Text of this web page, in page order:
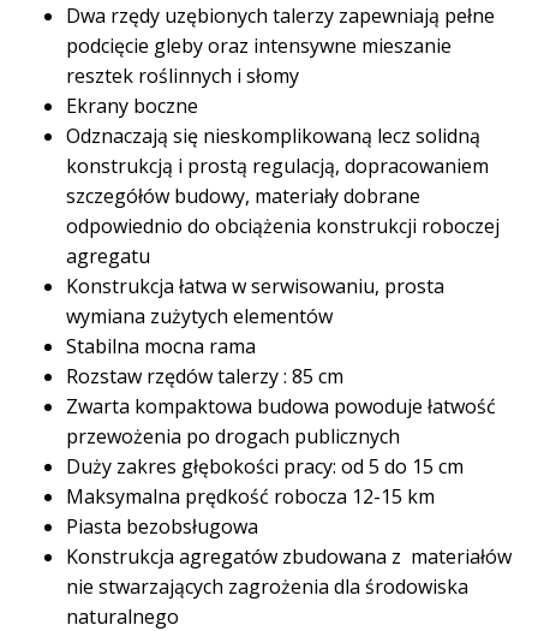
Dwa rzędy uzębionych talerzy zapewniają pełne
podcięcie gleby oraz intensywne mieszanie
resztek roślinnych i słomy
Ekrany boczne
Odznaczają się nieskomplikowaną lecz solidną
konstrukcją i prostą regulacją, dopracowaniem
szczegółów budowy, materiały dobrane
odpowiednio do obciążenia konstrukcji roboczej
agregatu
Konstrukcja łatwa w serwisowaniu, prosta
wymiana zużytych elementów
Stabilna mocna rama
Rozstaw rzędów talerzy : 85 cm
Zwarta kompaktowa budowa powoduje łatwość
przewożenia po drogach publicznych
Duży zakres głębokości pracy: od 5 do 15 cm
Maksymalna prędkość robocza 12-15 km
Piasta bezobsługowa
Konstrukcja agregatów zbudowana z materiałów
nie stwarzających zagrożenia dla środowiska
naturalnego